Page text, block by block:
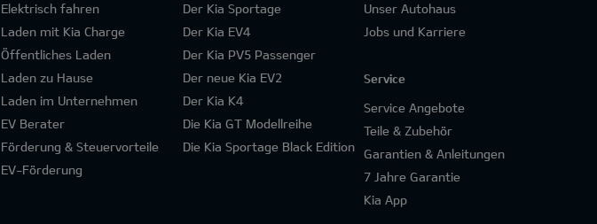
Elektrisch fahren
Laden mit Kia Charge
Öffentliches Laden
Laden zu Hause
Laden im Unternehmen
EV Berater
Förderung & Steuervorteile
EV-Förderung
Der Kia Sportage
Der Kia EV4
Der Kia PV5 Passenger
Der neue Kia EV2
Der Kia K4
Die Kia GT Modellreihe
Die Kia Sportage Black Edition
Unser Autohaus
Jobs und Karriere
Service
Service Angebote
Teile & Zubehör
Garantien & Anleitungen
7 Jahre Garantie
Kia App